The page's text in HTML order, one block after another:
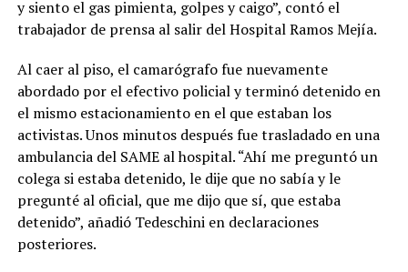
y siento el gas pimienta, golpes y caigo”, contó el
trabajador de prensa al salir del Hospital Ramos Mejía.
Al caer al piso, el camarógrafo fue nuevamente
abordado por el efectivo policial y terminó detenido en
el mismo estacionamiento en el que estaban los
activistas. Unos minutos después fue trasladado en una
ambulancia del SAME al hospital. “Ahí me preguntó un
colega si estaba detenido, le dije que no sabía y le
pregunté al oficial, que me dijo que sí, que estaba
detenido”, añadió Tedeschini en declaraciones
posteriores.